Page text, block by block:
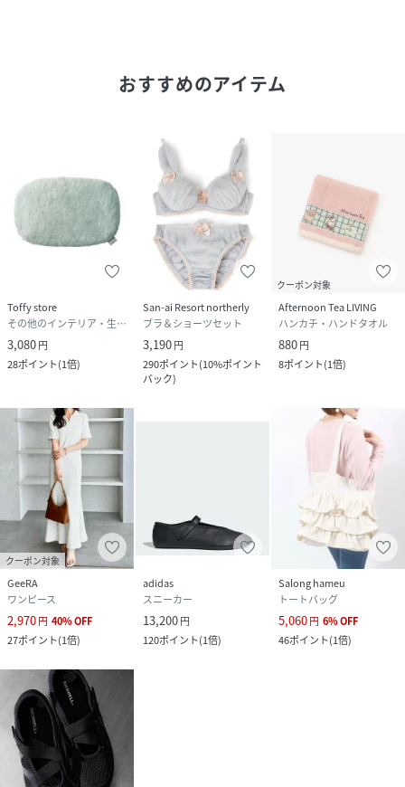
おうちやオフィスなど、場所を選ばずに使用できます。
見た目にもあたたかい、つい触りたくなるようなふわふわ素
カバーは水洗いができるので、衛生的にお使いいただけま
す。
●大人気！「hocca」シリーズ
・頼れる大きめLサイズ 「hoccaLサイズ」RX41-JY
・かわいい動物シリーズ 「hoccaMサイズ(アニマル）」
RX43-JY（本製品）
・目元をやさしく癒します 「hoccaアイマスク（アニマ
ー」RX47-JY
・温活におすすめ 「hoccaウォームスリッパ」RX48-JY
【商品仕様】品番：RX43-JY
品名：レンジですぐにホッカホカジェル湯たんぽhoccaね
こ/うさぎ/くま
本体寸法：約250×180mm（耳・しっぽ含まず）
※専用布カバーに入れた状態
重量：約700g
主な材質：専用布カバー：ポリエステル100%/中材：水、ゲ
ル化剤
性別タイプ
サイズ
品番
おすすめのアイテム
Toffy store
その他のインテリア・生活雑貨
3,080円
28ポイント(1倍)
San-ai Resort northerly
ブラ＆ショーツセット
3,190円
290ポイント(10%ポイント
バック)
クーポン対象
Afternoon Tea LIVING
ハンカチ・ハンドタオル
880円
8ポイント(1倍)
クーポン対象
GeeRA
ワンピース
2,970円 40%OFF
27ポイント(1倍)
adidas
スニーカー
13,200円
120ポイント(1倍)
Salong hameu
トートバッグ
5,060円 6%OFF
46ポイント(1倍)